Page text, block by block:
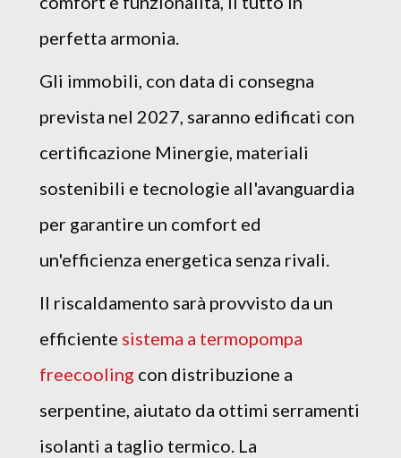
perfetta armonia.
Gli immobili, con data di consegna
prevista nel 2027, saranno edificati con
certificazione Minergie, materiali
sostenibili e tecnologie all'avanguardia
per garantire un comfort ed
un'efficienza energetica senza rivali.
Il riscaldamento sarà provvisto da un
efficiente sistema a termopompa
freecooling con distribuzione a
serpentine, aiutato da ottimi serramenti
isolanti a taglio termico. La